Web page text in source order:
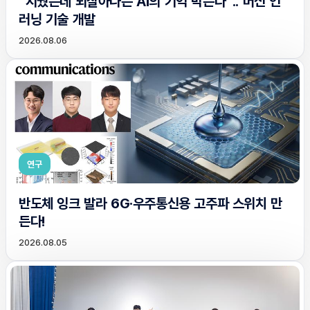
러닝 기술 개발
2026.08.06
연구
반도체 잉크 발라 6G·우주통신용 고주파 스위치 만
든다!
2026.08.05